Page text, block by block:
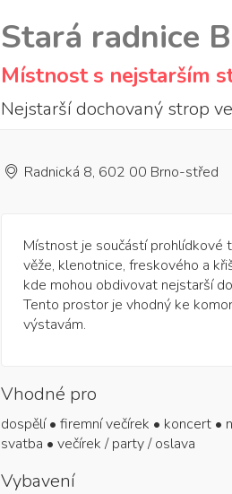
Stará radnice
Místnost s nejstarším
Nejstarší dochovaný strop
Radnická 8, 602 00 Brno-střed
Místnost je součástí prohlídkové
věže, klenotnice, freskového a
kde mohou obdivovat nejstarší
Tento prostor je vhodný ke
výstavám.
Vhodné pro
dospělí • firemní večírek • koncert •
svatba • večírek / party / oslava
Vybavení